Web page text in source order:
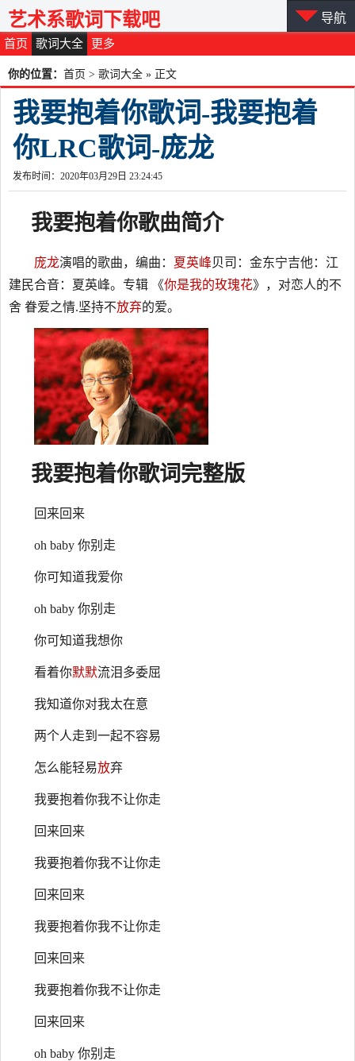
首页 歌词大全 更多
艺术系歌词下载吧 导航
你的位置： 首页 > 歌词大全 » 正文
我要抱着你歌词-我要抱着
你LRC歌词-庞龙
发布时间：2020年03月29日 23:24:45
我要抱着你歌曲简介
庞龙演唱的歌曲，编曲： 夏英峰贝司：金东宁吉他：江
建民合音：夏英峰。专辑 《你是我的玫瑰花》，对恋人的不
舍 眷爱之情.坚持不放弃的爱。
我要抱着你歌词完整版
回来回来
oh baby 你别走
你可知道我爱你
oh baby 你别走
你可知道我想你
看着你默默流泪多委屈
我知道你对我太在意
两个人走到一起不容易
怎么能轻易放弃
我要抱着你我不让你走
回来回来
我要抱着你我不让你走
回来回来
我要抱着你我不让你走
回来回来
我要抱着你我不让你走
回来回来
oh baby 你别走